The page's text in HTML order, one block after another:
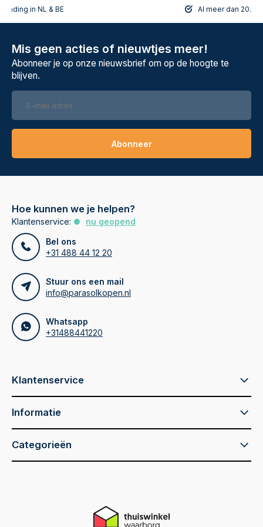
in NL & BE Al meer dan
Mis geen acties of nieuwtjes meer!
Abonneer je op onze nieuwsbrief om op de hoogte te
blijven.
Abonneer
Hoe kunnen we je helpen?
Klantenservice:
nu geopend
Bel ons
+31 488 44 12 20
Stuur ons een mail
info@parasolkopen.nl
Whatsapp
+31488441220
Klantenservice
Informatie
Categorieën